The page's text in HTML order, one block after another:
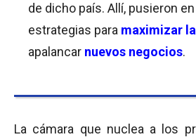
de dicho país. Allí, pusieron
estrategias para maximizar
apalancar nuevos negocios.
La cámara que nuclea a los